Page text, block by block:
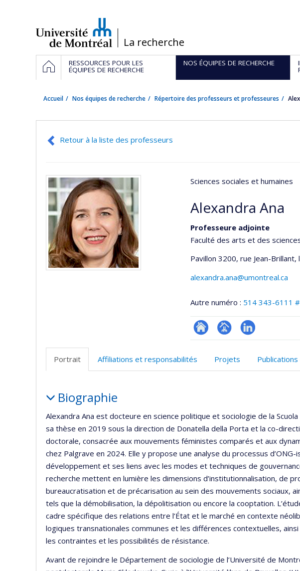
/La recherche
Navigation
principale
ACCUEILRESSOURCES POUR LES
ÉQUIPES DE RECHERCHE
NOS ÉQUIPES DE RECHERCHE
Accueil Nos équipes de recherche Répertoire des professeurs et professeures
Retour à la liste des professeurs
Sciences sociales et humaines
Alexandra Ana
Professeure adjointe
Faculté des arts et des
Pavillon 3200, rue Jean-Brillant,
alexandra.ana@umontreal.ca
Autre numéro : 514 343-6111
ResearchGate
Page LinkedIn
Portrait
Affiliations et responsabilités Projets
Biographie
Alexandra Ana est docteure en science politique et sociologie de la
sa thèse en 2019 sous la direction de Donatella della Porta et la co-
doctorale, consacrée aux mouvements féministes comparés et aux
chez Palgrave en 2024. Elle y propose une analyse du processus
développement et ses liens avec les modes et techniques de
recherche mettent en lumière les dimensions d’institutionnalisation, de
bureaucratisation et de précarisation au sein des mouvements sociaux,
tels que la démobilisation, la dépolitisation ou encore la cooptation.
cadre spécifique des relations entre l’État et le marché en contexte
logiques transnationales communes et les différences contextuelles,
les contraintes et les possibilités de résistance.
Avant de rejoindre le Département de sociologie de l’Université de